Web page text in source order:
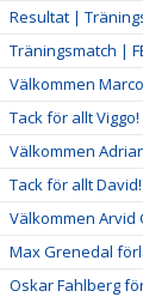
Resultat |
Träningsmatch |
Välkommen
Tack för allt Viggo!
Välkommen
Tack för allt David!
Välkommen Arvid
Max Grenedal
Oskar Fahlberg